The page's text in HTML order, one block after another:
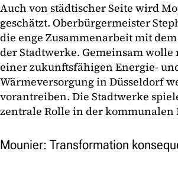
Auch von städtischer Seite wird
geschätzt. Oberbürgermeister
die enge Zusammenarbeit mit
der Stadtwerke. Gemeinsam wolle
einer zukunftsfähigen Energie-
Wärmeversorgung in Düsseldorf
vorantreiben. Die Stadtwerke
zentrale Rolle in der kommunalen
Mounier: Transformation